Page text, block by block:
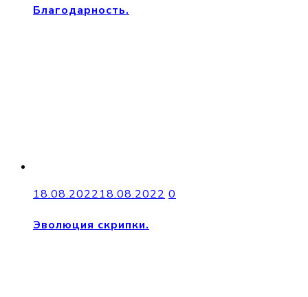
Благодарность.
18.08.202218.08.2022 0
Эволюция скрипки.